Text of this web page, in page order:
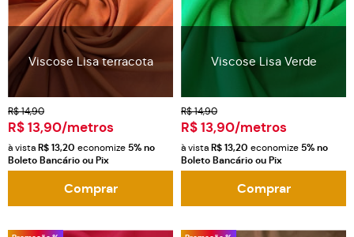
Viscose Lisa terracota
R$ 14,90
R$ 13,90/metros
à vista R$ 13,20 economize 5%no
Boleto Bancário ou Pix
Comprar
Viscose Lisa Verde
R$ 14,90
R$ 13,90/metros
à vista R$ 13,20 economize 5%no
Boleto Bancário ou Pix
Comprar